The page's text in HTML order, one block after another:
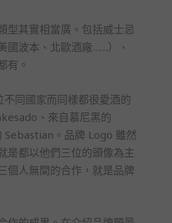
型其實相當廣。包括威士忌
國波本、北歐酒廠……）、
有。
同國家而同樣都很愛酒的
、來自慕尼黑的
Sebastian。品牌 Logo 雖然
是都以他們三位的頭像為主
個人無間的合作，就是品牌